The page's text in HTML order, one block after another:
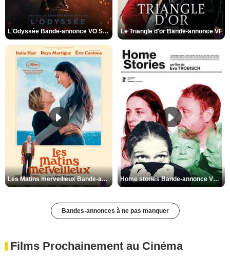
L'Odyssée Bande-annonce VO STFR Le Triangle d'or Bande-annonce VF
Les Matins merveilleux Bande-annonce VF Home stories Bande-annonce VO STFR
Bandes-annonces à ne pas manquer
Films Prochainement au Cinéma